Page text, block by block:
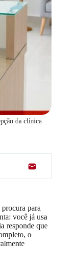
da clínica
para
você já usa
responde que
o